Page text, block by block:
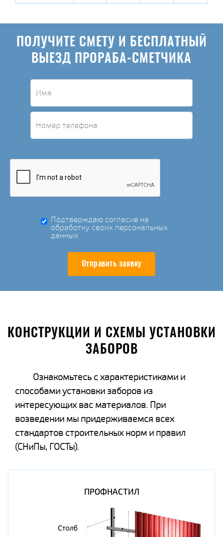
ПОЛУЧИТЕ СМЕТУ И БЕСПЛАТНЫЙ
ВЫЕЗД ПРОРАБА-СМЕТЧИКА
Подтверждаю согласие на
обработку своих персональных
данных
Отправить заявку
КОНСТРУКЦИИ И СХЕМЫ УСТАНОВКИ
ЗАБОРОВ
Ознакомьтесь с характеристиками и
способами установки заборов из
интересующих вас материалов. При
возведении мы придерживаемся всех
стандартов строительных норм и правил
(СНиПы, ГОСТы).
ПРОФНАСТИЛ